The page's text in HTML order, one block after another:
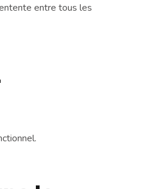
entre tous les